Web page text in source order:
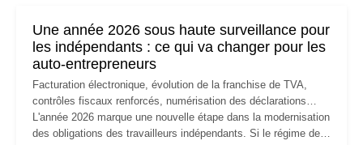
Une année 2026 sous haute surveillance pour
les indépendants : ce qui va changer pour les
auto-entrepreneurs
Facturation électronique, évolution de la franchise de TVA,
contrôles fiscaux renforcés, numérisation des déclarations…
L'année 2026 marque une nouvelle étape dans la modernisation
des obligations des travailleurs indépendants. Si le régime de